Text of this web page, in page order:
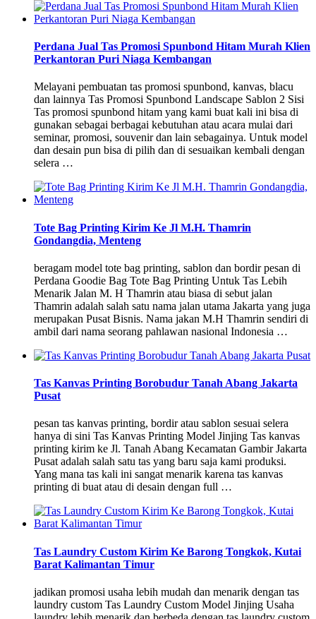
Perdana Jual Tas Promosi Spunbond Hitam Murah Klien
Perkantoran Puri Niaga Kembangan
Melayani pembuatan tas promosi spunbond, kanvas, blacu
dan lainnya Tas Promosi Spunbond Landscape Sablon 2 Sisi
Tas promosi spunbond hitam yang kami buat kali ini bisa di
gunakan sebagai berbagai kebutuhan atau acara mulai dari
seminar, promosi, souvenir dan lain sebagainya. Untuk model
dan desain pun bisa di pilih dan di sesuaikan kembali dengan
selera …
Tote Bag Printing Kirim Ke Jl M.H. Thamrin
Gondangdia, Menteng
beragam model tote bag printing, sablon dan bordir pesan di
Perdana Goodie Bag Tote Bag Printing Untuk Tas Lebih
Menarik Jalan M. H Thamrin atau biasa di sebut jalan
Thamrin adalah salah satu nama jalan utama Jakarta yang juga
merupakan Pusat Bisnis. Nama jakan M.H Thamrin sendiri di
ambil dari nama seorang pahlawan nasional Indonesia …
Tas Kanvas Printing Borobudur Tanah Abang Jakarta
Pusat
pesan tas kanvas printing, bordir atau sablon sesuai selera
hanya di sini Tas Kanvas Printing Model Jinjing Tas kanvas
printing kirim ke Jl. Tanah Abang Kecamatan Gambir Jakarta
Pusat adalah salah satu tas yang baru saja kami produksi.
Yang mana tas kali ini sangat menarik karena tas kanvas
printing di buat atau di desain dengan full …
Tas Laundry Custom Kirim Ke Barong Tongkok, Kutai
Barat Kalimantan Timur
jadikan promosi usaha lebih mudah dan menarik dengan tas
laundry custom Tas Laundry Custom Model Jinjing Usaha